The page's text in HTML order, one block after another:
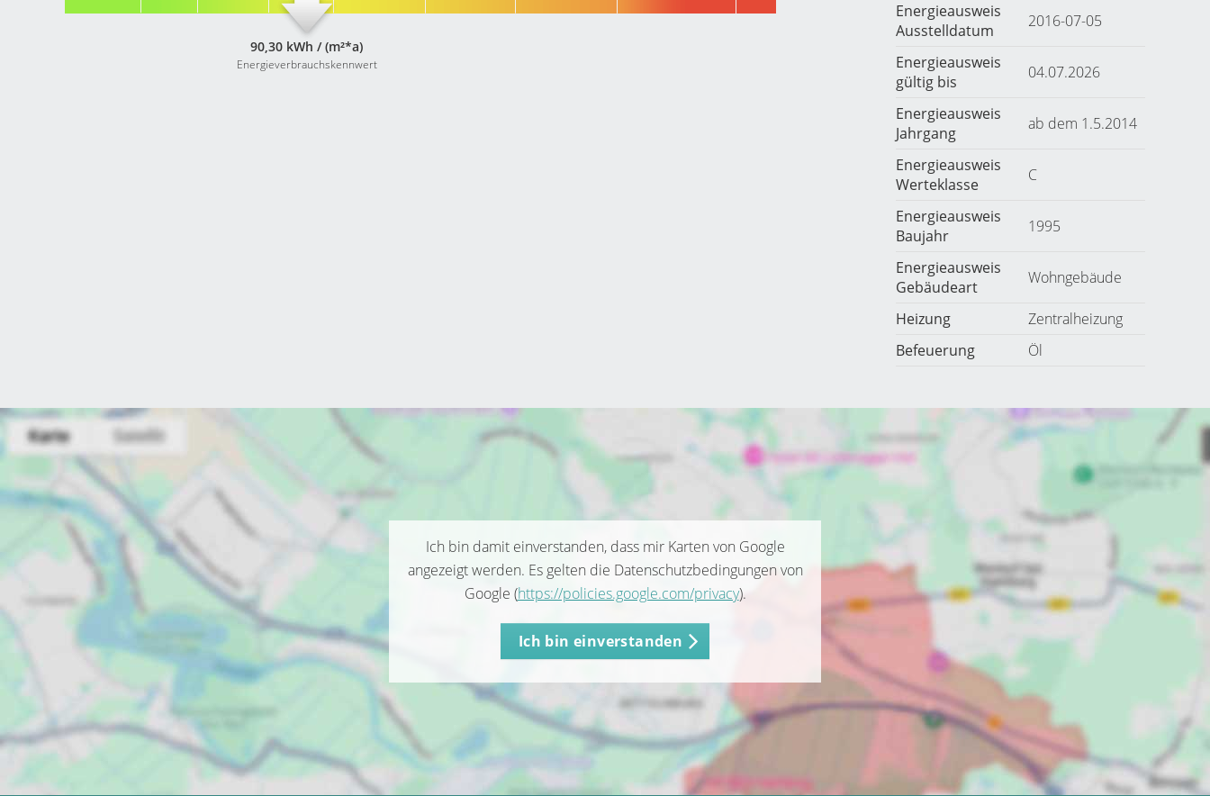
90,30 kWh / (m²*a)
Energieverbrauchskennwert
Energieausweis
Ausstelldatum
2016-07-05
Energieausweis
gültig bis
04.07.2026
Energieausweis
Jahrgang
ab dem 1.5.2014
Energieausweis
Werteklasse
C
Energieausweis
Baujahr
1995
Energieausweis
Gebäudeart
Wohngebäude
Heizung
Zentralheizung
Befeuerung
Öl
Ich bin damit einverstanden, dass mir Karten von Google
angezeigt werden. Es gelten die Datenschutzbedingungen von
Google (https://policies.google.com/privacy).
Ich bin einverstanden